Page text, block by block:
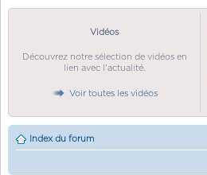
Vidéos
Découvrez notre sélection de vidéos en
lien avec l'actualité.
Voir toutes les vidéos
Index du forum